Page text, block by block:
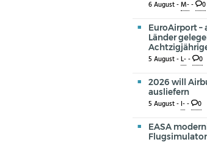
6 August -M-- 0
EuroAirport –
Länder
5 August -L-- 0
2026 will
ausliefern
5 August -I-- 0
EASA